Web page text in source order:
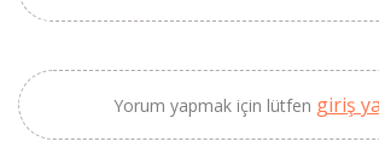
Yorum yapmak için lütfen giriş
2100,00 TL
(2025 Yeni
Güney Ege, 5